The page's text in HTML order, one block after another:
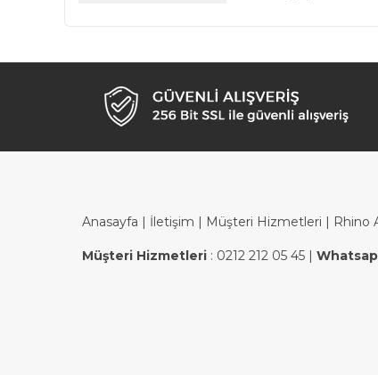
Anasayfa | İletişim | Müşteri Hizmetleri | Rhino
Müşteri Hizmetleri : 0212 212 05 45 |